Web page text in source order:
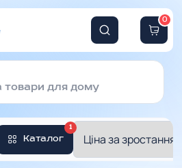
0
товари для дому
Каталог
1